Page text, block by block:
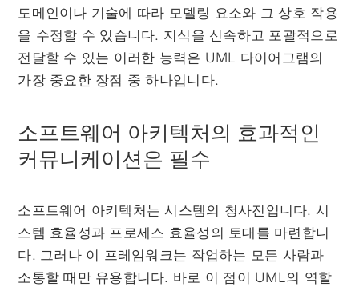
도메인이나 기술에 따라 모델링 요소와 그 상호 작용
을 수정할 수 있습니다. 지식을 신속하고 포괄적으로
전달할 수 있는 이러한 능력은 UML 다이어그램의
가장 중요한 장점 중 하나입니다.
소프트웨어 아키텍처의 효과적인
커뮤니케이션은 필수
소프트웨어 아키텍처는 시스템의 청사진입니다. 시
스템 효율성과 프로세스 효율성의 토대를 마련합니
다. 그러나 이 프레임워크는 작업하는 모든 사람과
소통할 때만 유용합니다. 바로 이 점이 UML의 역할